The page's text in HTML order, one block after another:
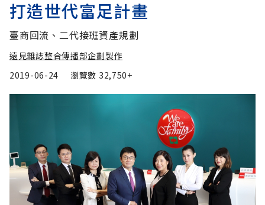
打造世代富足計畫
臺商回流、二代接班資產規劃
遠見雜誌整合傳播部企劃製作
2019-06-24
瀏覽數 32,750+